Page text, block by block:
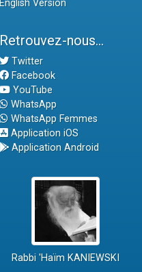
English Version
Retrouvez-nous...
Twitter
Facebook
YouTube
WhatsApp
WhatsApp Femmes
Application iOS
Application Android
Rabbi 'Haïm KANIEWSKI